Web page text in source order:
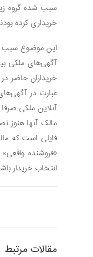
سبب شده گروه
خریداری کرده
این موضوع سبب
خریداران حاضر
عبارت در
آنلاین ملکی
مالک آنها هنوز
فایلی است که
«فروشنده
انتخاب خریدار
مقالات مرتبط